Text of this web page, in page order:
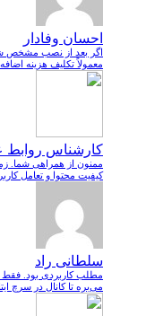
احسان وفادار
اگر بعد از نصب مشخص
معمولاً تکلیف هزینه
کارشناس روابط
ممنون از همراهی شما.
کیفیت محتوا و تعامل
سلطانی راد
مطلب کاربردی بود. فقط
می‌بره تا کانال در سرچ